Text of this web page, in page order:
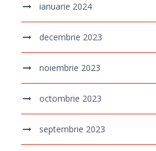
ianuarie 2024
decembrie 2023
noiembrie 2023
octombrie 2023
septembrie 2023